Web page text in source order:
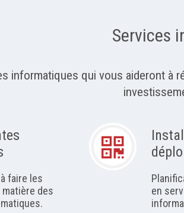
Services
informatiques qui vous aideront à
faire les
des
en